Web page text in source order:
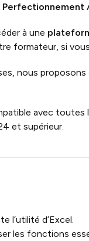
Perfectionnement
à une
formateur, si
nous proposons
avec toutes
et supérieur.
l’utilité d’Excel.
les fonctions